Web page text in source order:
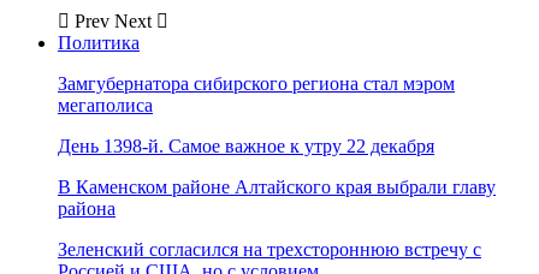
Prev Next
Политика
Замгубернатора сибирского региона стал мэром
мегаполиса
День 1398-й. Самое важное к утру 22 декабря
В Каменском районе Алтайского края выбрали главу
района
Зеленский согласился на трехстороннюю встречу с